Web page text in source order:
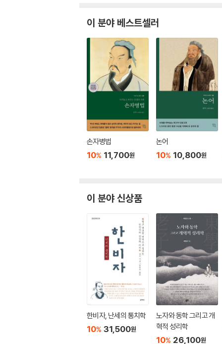
이 분야 베스트셀러
손자병법
10% 11,700원
논어
10% 10,800원
이 분야 신상품
한비자, 난세의 통치학
10% 31,500원
노자와 동학 그리고 개
혁적 성리학
10% 26,100원